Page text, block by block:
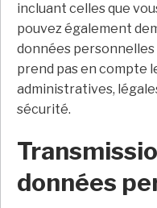
incluant celles que
pouvez également
données
prend pas en compte
administratives,
sécurité.
données